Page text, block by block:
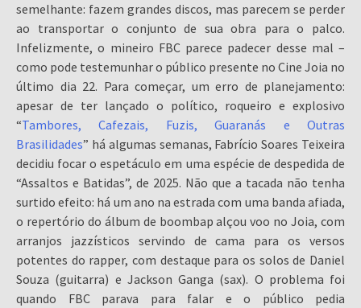
semelhante: fazem grandes discos, mas parecem se perder
ao transportar o conjunto de sua obra para o palco.
Infelizmente, o mineiro FBC parece padecer desse mal –
como pode testemunhar o público presente no Cine Joia no
último dia 22. Para começar, um erro de planejamento:
apesar de ter lançado o político, roqueiro e explosivo
“Tambores, Cafezais, Fuzis, Guaranás e Outras
Brasilidades” há algumas semanas, Fabrício Soares Teixeira
decidiu focar o espetáculo em uma espécie de despedida de
“Assaltos e Batidas”, de 2025. Não que a tacada não tenha
surtido efeito: há um ano na estrada com uma banda afiada,
o repertório do álbum de boombap alçou voo no Joia, com
arranjos jazzísticos servindo de cama para os versos
potentes do rapper, com destaque para os solos de Daniel
Souza (guitarra) e Jackson Ganga (sax). O problema foi
quando FBC parava para falar e o público pedia